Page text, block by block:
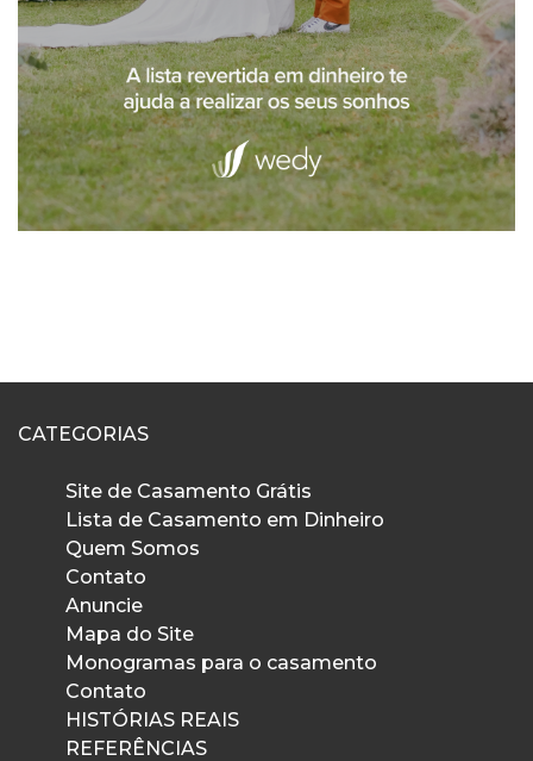
CATEGORIAS
Site de Casamento Grátis
Lista de Casamento em Dinheiro
Quem Somos
Contato
Anuncie
Mapa do Site
Monogramas para o casamento
Contato
HISTÓRIAS REAIS
REFERÊNCIAS